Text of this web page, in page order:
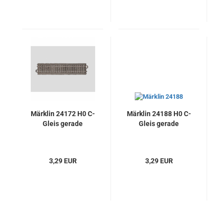
Märklin 24172 H0 C-
Gleis gerade
3,29 EUR
Märklin 24188 H0 C-
Gleis gerade
3,29 EUR